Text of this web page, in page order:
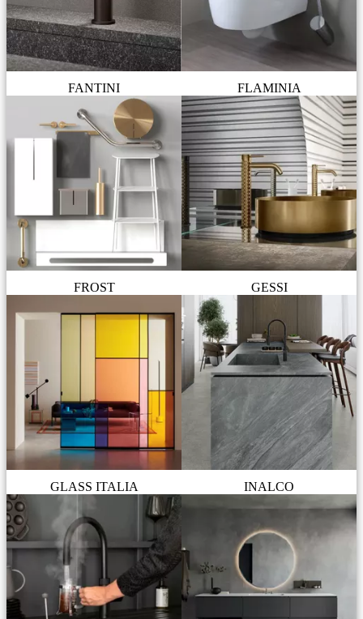
FANTINI FLAMINIA
FROST GESSI
GLASS ITALIA INALCO